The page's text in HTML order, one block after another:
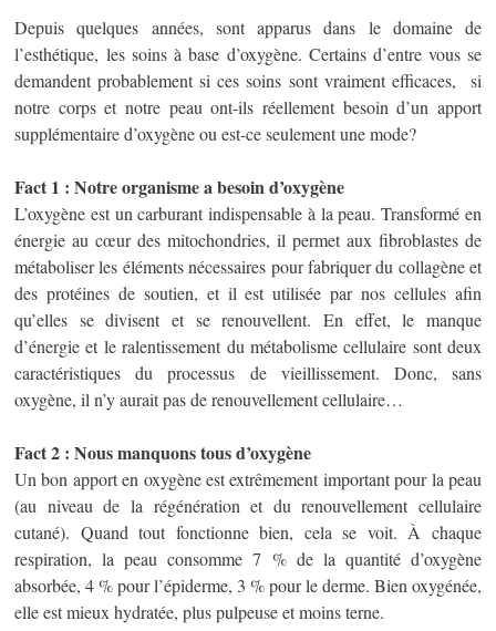
Depuis quelques années, sont apparus dans le domaine de
l’esthétique, les soins à base d’oxygène. Certains d’entre vous se
demandent probablement si ces soins sont vraiment efficaces, si
notre corps et notre peau ont-ils réellement besoin d’un apport
supplémentaire d’oxygène ou est-ce seulement une mode?
Fact 1 : Notre organisme a besoin d’oxygène
L’oxygène est un carburant indispensable à la peau. Transformé en
énergie au cœur des mitochondries, il permet aux fibroblastes de
métaboliser les éléments nécessaires pour fabriquer du collagène et
des protéines de soutien, et il est utilisée par nos cellules afin
qu’elles se divisent et se renouvellent. En effet, le manque
d’énergie et le ralentissement du métabolisme cellulaire sont deux
caractéristiques du processus de vieillissement. Donc, sans
oxygène, il n’y aurait pas de renouvellement cellulaire…
Fact 2 : Nous manquons tous d’oxygène
Un bon apport en oxygène est extrêmement important pour la peau
(au niveau de la régénération et du renouvellement cellulaire
cutané). Quand tout fonctionne bien, cela se voit. À chaque
respiration, la peau consomme 7 % de la quantité d’oxygène
absorbée, 4 % pour l’épiderme, 3 % pour le derme. Bien oxygénée,
elle est mieux hydratée, plus pulpeuse et moins terne.